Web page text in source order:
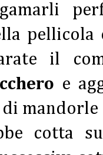
il
e
mandorle
cotta